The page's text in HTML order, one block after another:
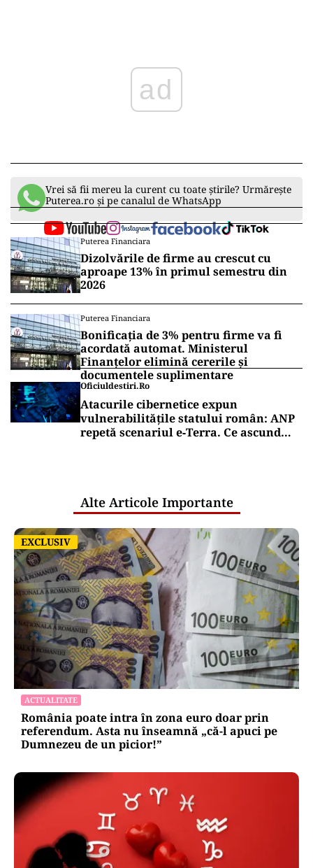
ad
Vrei să fii mereu la curent cu toate știrile? Urmărește
Puterea.ro și pe canalul de WhatsApp
Puterea Financiara
Dizolvările de firme au crescut cu
aproape 13% în primul semestru din
2026
Puterea Financiara
Bonificația de 3% pentru firme va fi
acordată automat. Ministerul
Finanțelor elimină cererile și
documentele suplimentare
Oficiuldestiri.ro
Atacurile cibernetice expun
vulnerabilitățile statului român: ANP
repetă scenariul e‑Terra. Ce ascund
Alte Articole Importante
EXCLUSIV
EXCLUSIV
ACTUALITATE
România poate intra în zona euro doar prin
referendum. Asta nu înseamnă „că-l apuci pe
Dumnezeu de un picior!”